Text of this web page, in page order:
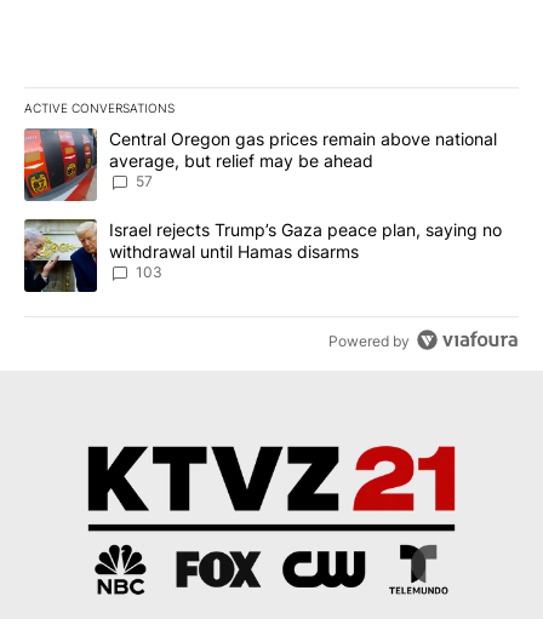
ACTIVE CONVERSATIONS
The following is a list of the most commented articles in the last
A trending article titled "Central Oregon gas prices remain
Central Oregon gas prices remain above national
average, but relief may be ahead
57
A trending article titled "Israel rejects Trump’s Gaza peace
Israel rejects Trump’s Gaza peace plan, saying no
withdrawal until Hamas disarms
103
Powered by